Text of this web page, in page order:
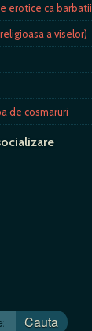
erotice ca barbatii
a viselor)
de cosmaruri
Cauta